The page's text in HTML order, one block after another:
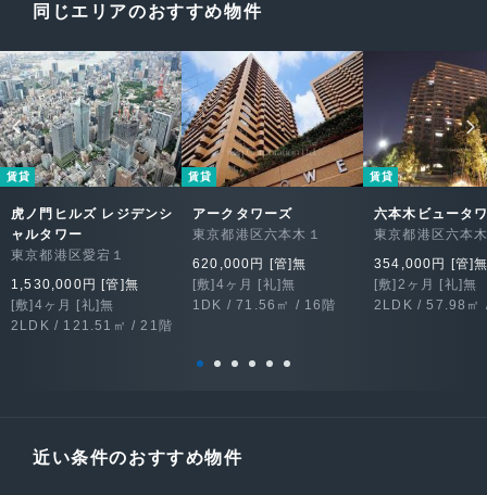
同じエリアのおすすめ物件
賃貸
虎ノ門ヒルズ レジデンシ
ャルタワー
東京都港区愛宕１
1,530,000円 [管]無
[敷]4ヶ月 [礼]無
2LDK / 121.51㎡ / 21階
賃貸
アークタワーズ
東京都港区六本木１
620,000円 [管]無
[敷]4ヶ月 [礼]無
1DK / 71.56㎡ / 16階
賃貸
六本木ビュータ
東京都港区六本
354,000円 [管]
[敷]2ヶ月 [礼]無
2LDK / 57.98㎡
近い条件のおすすめ物件